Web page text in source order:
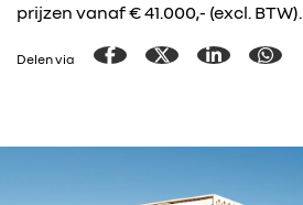
prijzen vanaf € 41.000,- (excl. BTW).
Delen via